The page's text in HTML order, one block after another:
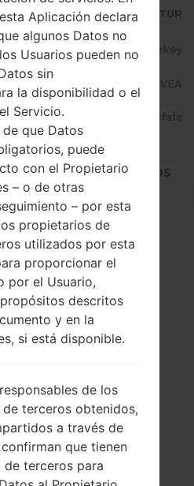
TUR
Turkey
Turkcell, Vodafone, AVEA
CARGAR LOS ARCHIVOS
Aplicación declara
algunos Datos no
Usuarios pueden no
sin
la disponibilidad o el
Servicio.
que Datos
puede
con el Propietario
– o de otras
– por esta
propietarios de
utilizados por esta
proporcionar el
por el Usuario,
descritos
y en la
si está disponible.
de los
de terceros obtenidos,
a través de
que tienen
terceros para